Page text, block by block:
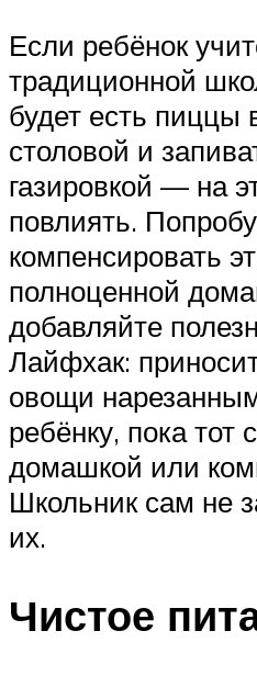
Если ребёнок
традиционной
будет есть пиццы
столовой и
газировкой — на
повлиять.
компенсировать
полноценной
добавляйте
Лайфхак:
овощи
ребёнку, пока тот
домашкой или
Школьник сам не
их.
Чистое